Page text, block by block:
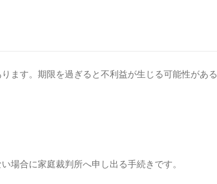
ます。期限を過ぎると不利益が生じる可能性がある
場合に家庭裁判所へ申し出る手続きです。